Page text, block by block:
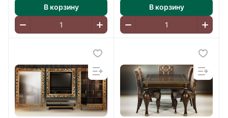
В корзину В корзину